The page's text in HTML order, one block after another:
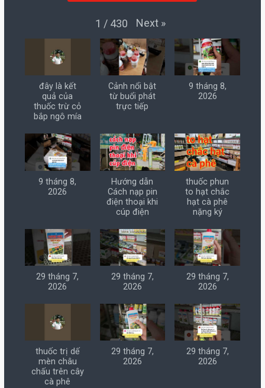
1 / 430 Next »
đây là kết
quả của
thuốc trừ cỏ
bắp ngô mía
Cảnh nổi bật
từ buổi phát
trực tiếp
9 tháng 8,
2026
9 tháng 8,
2026
Hướng dẫn
Cách nạp pin
điện thoại khi
cúp điện
thuốc phun
to hạt chắc
hạt cà phê
nặng ký
29 tháng 7,
2026
29 tháng 7,
2026
29 tháng 7,
2026
thuốc trị dế
mèn châu
chấu trên cây
cà phê
29 tháng 7,
2026
29 tháng 7,
2026